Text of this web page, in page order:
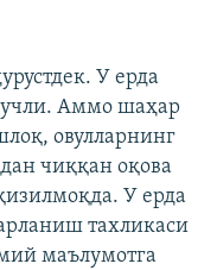
У ерда
Аммо шаҳар
овулларнинг
чиққан оқова
У ерда
тахликаси
маълумотга